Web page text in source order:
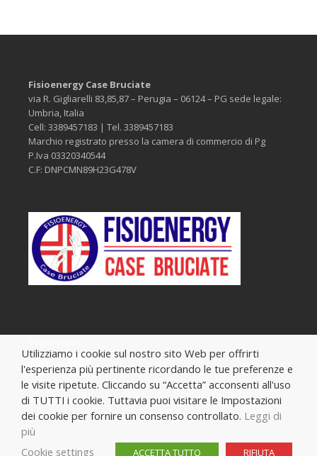
Fisioenergy Case Bruciate
via R. Gigliarelli 83,85,87 – Perugia – 06124 – PG sede legale:
Umbria, Italia
Cell: 3389457183 | Tel. 3389457183
Marchio registrato presso la camera di commercio di Pg
P.Iva 03320340544
C.F: DNPCMN89H23G478V
Privacy Policy
Utilizziamo i cookie sul nostro sito Web per offrirti
l'esperienza più pertinente ricordando le tue preferenze e
le visite ripetute. Cliccando su “Accetta” acconsenti all'uso
di TUTTI i cookie. Tuttavia puoi visitare le Impostazioni
dei cookie per fornire un consenso controllato. Leggi di
più
Cookie settings
ACCETTA TUTTO RIFIUTA